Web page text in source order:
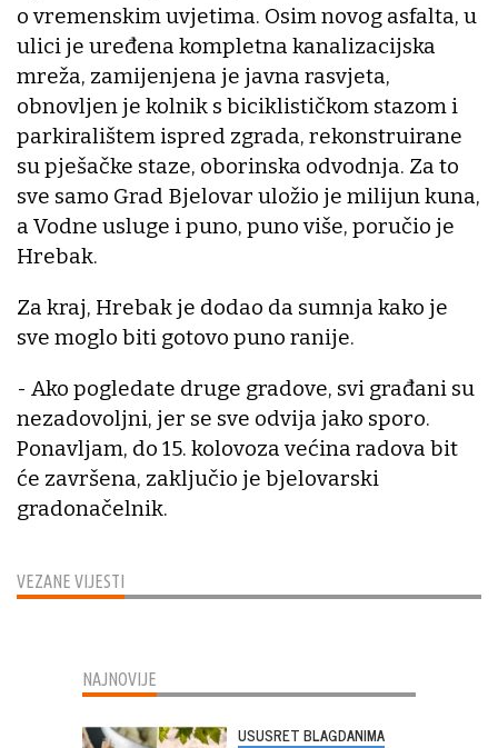
VEZANE VIJESTI
o vremenskim uvjetima. Osim novog asfalta, u
ulici je uređena kompletna kanalizacijska
mreža, zamijenjena je javna rasvjeta,
obnovljen je kolnik s biciklističkom stazom i
parkiralištem ispred zgrada, rekonstruirane
su pješačke staze, oborinska odvodnja. Za to
sve samo Grad Bjelovar uložio je milijun kuna,
a Vodne usluge i puno, puno više, poručio je
Hrebak.
Za kraj, Hrebak je dodao da sumnja kako je
sve moglo biti gotovo puno ranije.
- Ako pogledate druge gradove, svi građani su
nezadovoljni, jer se sve odvija jako sporo.
Ponavljam, do 15. kolovoza većina radova bit
će završena, zaključio je bjelovarski
gradonačelnik.
NAJNOVIJE
USUSRET BLAGDANIMA